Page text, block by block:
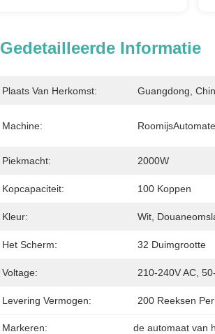
Gedetailleerde Informatie
Plaats Van Herkomst: Guangdong,
Machine:
Piekmacht: 2000W
Kopcapaciteit: 100 Koppen
Kleur: Wit,
Het Scherm: 32 Duimgrootte
Voltage: 210-240V AC,
Levering Vermogen: 200 Reeksen
Markeren: de automaat van